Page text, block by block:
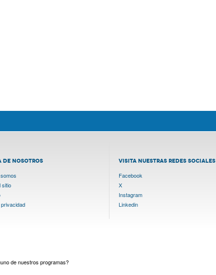
DE NOSOTROS
sitio
VISITA NUESTRAS REDES SOCIALES
Facebook
X
Instagram
Linkedin
de nuestros programas?